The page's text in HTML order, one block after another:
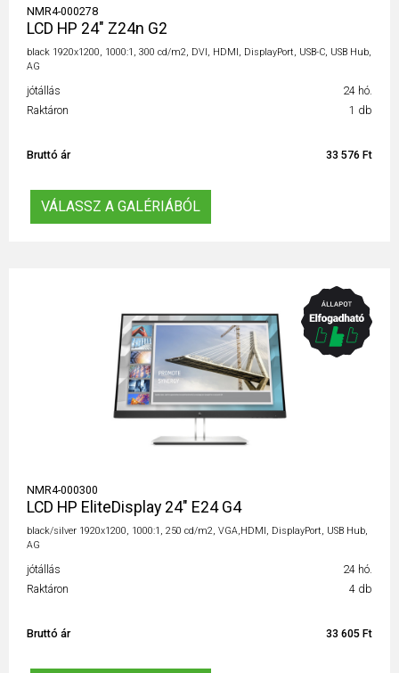
NMR4-000278
LCD HP 24" Z24n G2
black 1920x1200, 1000:1, 300 cd/m2, DVI, HDMI, DisplayPort, USB-C, USB Hub,
AG
jótállás
24 hó.
Raktáron
1 db
Bruttó ár 33 576 Ft
VÁLASSZ A GALÉRIÁBÓL
NMR4-000300
LCD HP EliteDisplay 24" E24 G4
black/silver 1920x1200, 1000:1, 250 cd/m2, VGA,HDMI, DisplayPort, USB Hub,
AG
jótállás
24 hó.
Raktáron
4 db
Bruttó ár 33 605 Ft